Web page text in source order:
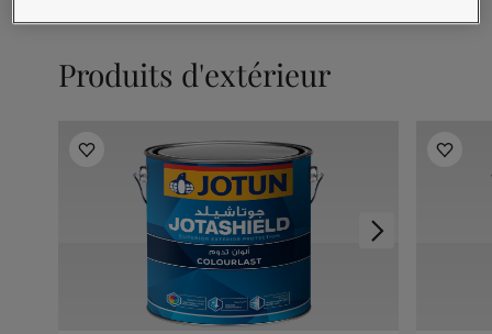
Our Services
Nous contacter
Espaces Inspirés - la dernière palette de couleurs Jotun
Site Web d'entreprise
Revêtement performant
Produits d'extérieur